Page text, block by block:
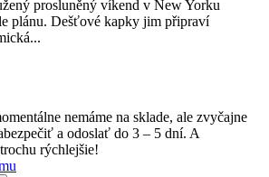
prosluněný víkend v New Yorku
plánu. Dešťové kapky jim připraví
nemáme na sklade, ale zvyčajne
a odoslať do 3 – 5 dní. A
rýchlejšie!